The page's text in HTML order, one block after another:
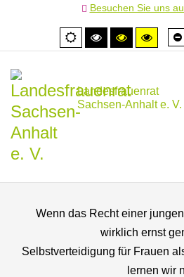
Besuchen Sie uns
Normale
Ansicht
Hoher
Kontrast
Hoher
Kontrast
Hoher
Landesfrauenrat
Sachsen-Anhalt e. V.
Wenn das Recht einer
wirklich ernst
Selbstverteidigung für Frauen
lernen wir